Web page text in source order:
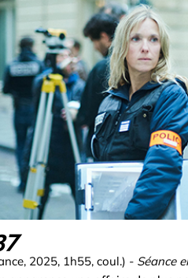
2025, 1h55, coul.) - Séance